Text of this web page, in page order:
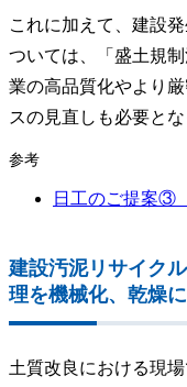
これに加えて、建設
ついては、「盛土規
業の高品質化やより
スの見直しも必要とな
参考
日工のご提案③
建設汚泥リサイク
理を機械化、乾燥
土質改良における現